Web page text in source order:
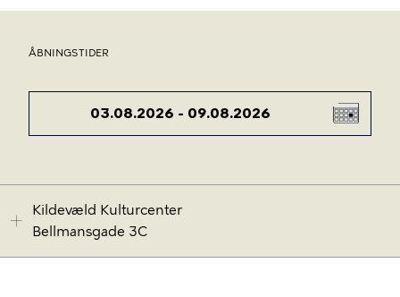
ÅBNINGSTIDER
Kildevæld Kulturcenter
Bellmansgade 3C